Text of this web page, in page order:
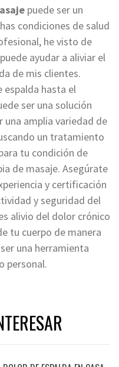
puede ser un
condiciones de salud
he visto de
ayudar a aliviar el
de mis clientes.
espalda hasta el
ser una solución
una amplia variedad de
un tratamiento
tu condición de
de masaje. Asegúrate
y certificación
y seguridad del
alivio del dolor crónico
tu cuerpo de manera
una herramienta
personal.